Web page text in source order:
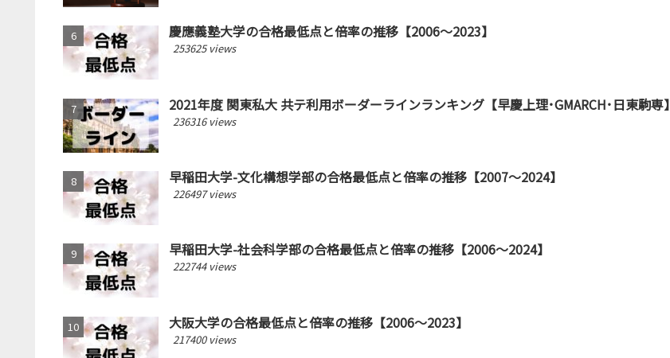
慶應義塾大学の合格最低点と倍率の推移【2006～2023】
253625 views
2021年度 関東私大 共テ利用ボーダーラインランキング【早慶上理･GMARCH･日東駒専】
236316 views
早稲田大学-文化構想学部の合格最低点と倍率の推移【2007～2024】
226497 views
早稲田大学-社会科学部の合格最低点と倍率の推移【2006～2024】
222744 views
大阪大学の合格最低点と倍率の推移【2006～2023】
217400 views